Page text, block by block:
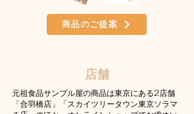
商品のご提案
店舗
​元祖食品サンプル屋の商品は東京にある2店舗
「合羽橋店」「スカイツリータウン東京ソラマ